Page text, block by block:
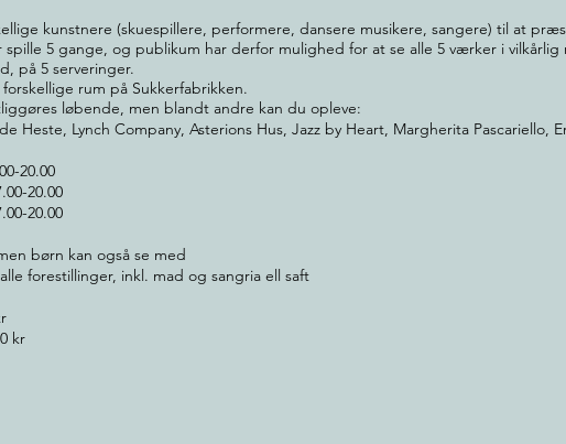
kunstnere (skuespillere, performere, dansere musikere, sangere) til at
spille 5 gange, og publikum har derfor mulighed for at se alle 5 værker i
på 5 serveringer.
rum på Sukkerfabrikken.
løbende, men blandt andre kan du opleve:
Heste, Lynch Company, Asterions Hus, Jazz by Heart, Margherita Pascariello,
20.00
20.00
20.00
børn kan også se med
forestillinger, inkl. mad og sangria ell saft
kr